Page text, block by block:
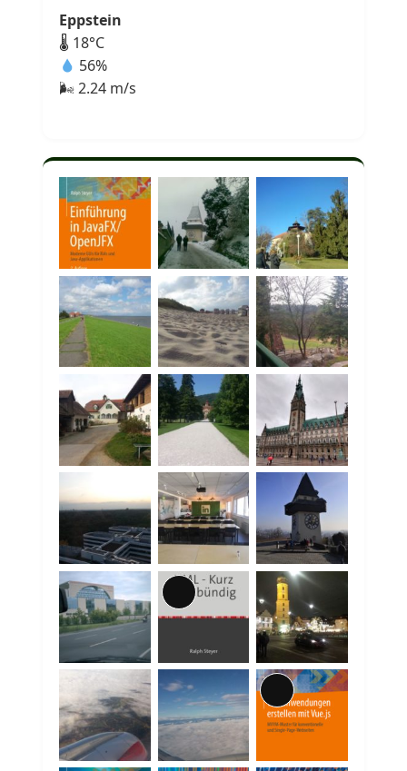
Eppstein
🌡 18°C
56%
🌬 2.24 m/s
Lange
Beschreibung
Lange
Beschreibung